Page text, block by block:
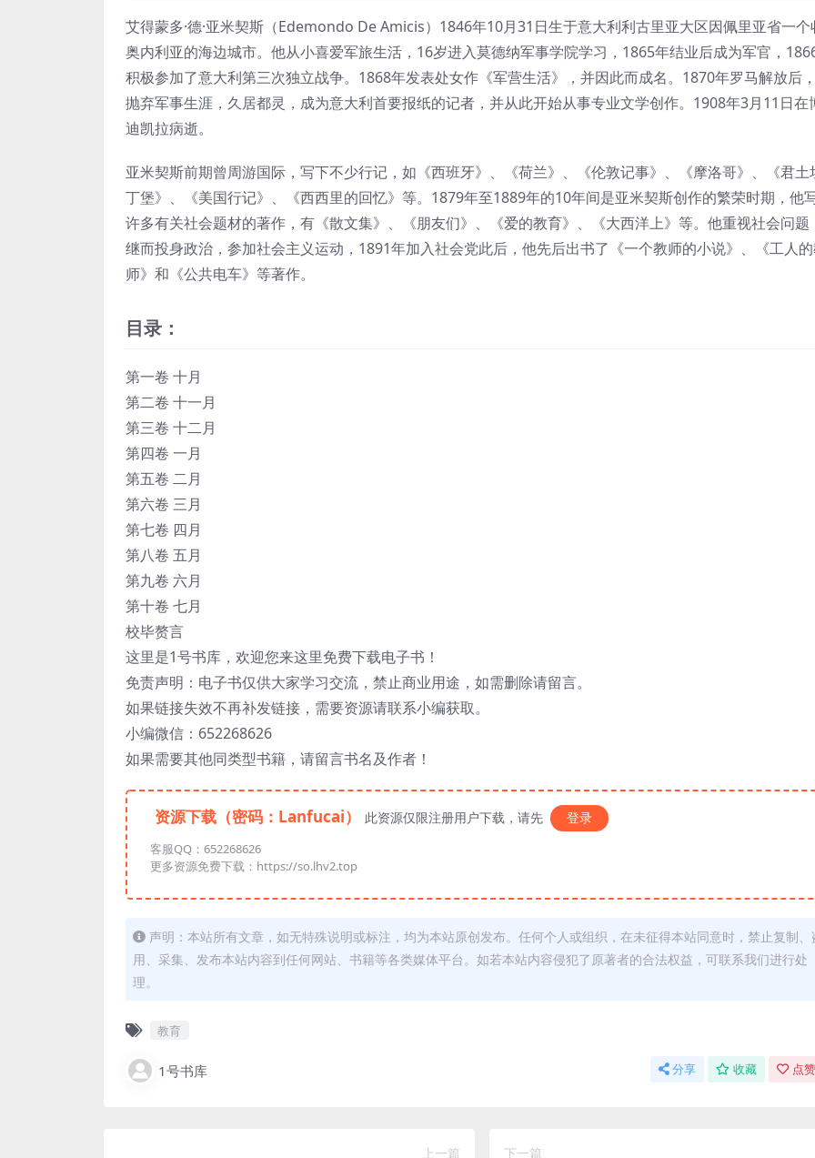
艾得蒙多·德·亚米契斯（Edemondo De Amicis）1846年10月31日生于意大利利古里亚大区因佩里亚省一个
奥内利亚的海边城市。他从小喜爱军旅生活，16岁进入莫德纳军事学院学习，1865年结业后成为军官，
积极参加了意大利第三次独立战争。1868年发表处女作《军营生活》，并因此而成名。1870年罗马解放后
抛弃军事生涯，久居都灵，成为意大利首要报纸的记者，并从此开始从事专业文学创作。1908年3月11日在
迪凯拉病逝。
亚米契斯前期曾周游国际，写下不少行记，如《西班牙》、《荷兰》、《伦敦记事》、《摩洛哥》、《君土
丁堡》、《美国行记》、《西西里的回忆》等。1879年至1889年的10年间是亚米契斯创作的繁荣时期，他
许多有关社会题材的著作，有《散文集》、《朋友们》、《爱的教育》、《大西洋上》等。他重视社会问题
继而投身政治，参加社会主义运动，1891年加入社会党此后，他先后出书了《一个教师的小说》、《工人
师》和《公共电车》等著作。
目录：
第一卷 十月
第二卷 十一月
第三卷 十二月
第四卷 一月
第五卷 二月
第六卷 三月
第七卷 四月
第八卷 五月
第九卷 六月
第十卷 七月
校毕赘言
这里是1号书库，欢迎您来这里免费下载电子书！
免责声明：电子书仅供大家学习交流，禁止商业用途，如需删除请留言。
如果链接失效不再补发链接，需要资源请联系小编获取。
小编微信：652268626
如果需要其他同类型书籍，请留言书名及作者！
资源下载（密码：Lanfucai） 此资源仅限注册用户下载，请先 登录
客服QQ：652268626
更多资源免费下载：https://so.lhv2.top
声明：本站所有文章，如无特殊说明或标注，均为本站原创发布。任何个人或组织，在未征得本站同意时，禁止复制、
用、采集、发布本站内容到任何网站、书籍等各类媒体平台。如若本站内容侵犯了原著者的合法权益，可联系我们进行处
理。
教育
1号书库 分享 收藏 点
上一篇 下一篇